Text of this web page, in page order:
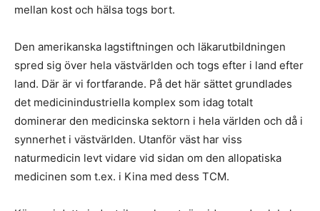
mellan kost och hälsa togs bort.
Den amerikanska lagstiftningen och läkarutbildningen
spred sig över hela västvärlden och togs efter i land efter
land. Där är vi fortfarande. På det här sättet grundlades
det medicinindustriella komplex som idag totalt
dominerar den medicinska sektorn i hela världen och då i
synnerhet i västvärlden. Utanför väst har viss
naturmedicin levt vidare vid sidan om den allopatiska
medicinen som t.ex. i Kina med dess TCM.